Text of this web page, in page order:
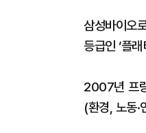
삼성바이오
등급인 ‘플
2007년 프
(환경, 노동